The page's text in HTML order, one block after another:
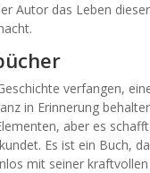
Autor das Leben
verfangen,
in Erinnerung
aber es
Es ist ein Buch,
mit seiner